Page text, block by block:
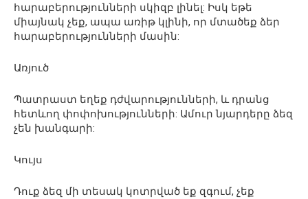
հարաբերությունների սկիզբ լինել: Իսկ եթե
միայնակ չեք, ապա առիթ կլինի, որ մտածեք ձեր
հարաբերությունների մասին:
Առյուծ
Պատրաստ եղեք դժվարությունների, և դրանց
հետևող փոփոխությունների: Ամուր նյարդերը ձեզ
չեն խանգարի:
Կույս
Դուք ձեզ մի տեսակ կոտրված եք զգում, չեք